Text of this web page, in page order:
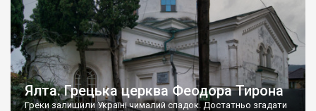
Ялта. Грецька церква Феодора Тирона
Греки залишили Україні чималий спадок. Достатньо згадати